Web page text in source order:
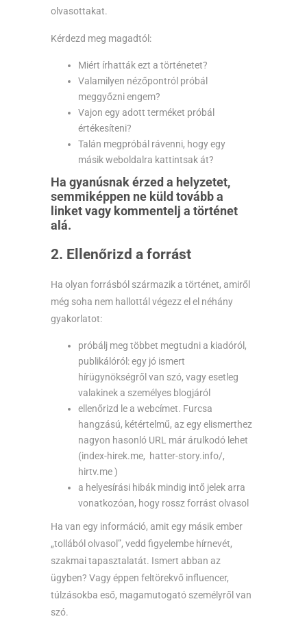
olvasottakat.
Kérdezd meg magadtól:
Miért írhatták ezt a történetet?
Valamilyen nézőpontról próbál
meggyőzni engem?
Vajon egy adott terméket próbál
értékesíteni?
Talán megpróbál rávenni, hogy egy
másik weboldalra kattintsak át?
Ha gyanúsnak érzed a helyzetet,
semmiképpen ne küld tovább a
linket vagy kommentelj a történet
alá.
2. Ellenőrizd a forrást
Ha olyan forrásból származik a történet, amiről
még soha nem hallottál végezz el el néhány
gyakorlatot:
próbálj meg többet megtudni a kiadóról,
publikálóról: egy jó ismert
hírügynökségről van szó, vagy esetleg
valakinek a személyes blogjáról
ellenőrizd le a webcímet. Furcsa
hangzású, kétértelmű, az egy elismerthez
nagyon hasonló URL már árulkodó lehet
(index-hirek.me, hatter-story.info/,
hirtv.me )
a helyesírási hibák mindig intő jelek arra
vonatkozóan, hogy rossz forrást olvasol
Ha van egy információ, amit egy másik ember
„tollából olvasol”, vedd figyelembe hírnevét,
szakmai tapasztalatát. Ismert abban az
ügyben? Vagy éppen feltörekvő influencer,
túlzásokba eső, magamutogató személyről van
szó.